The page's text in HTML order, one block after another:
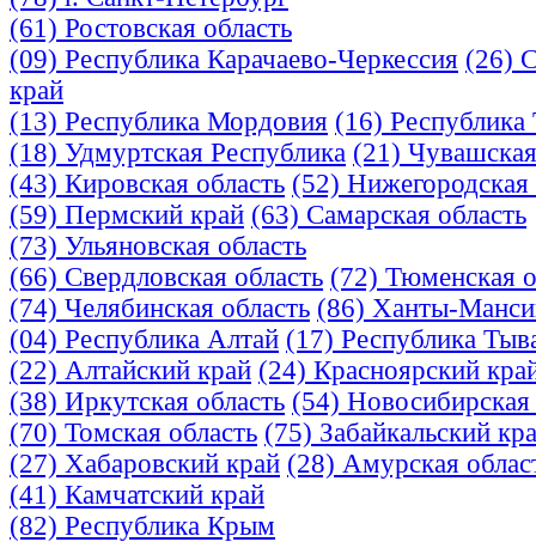
(61) Ростовская область
(09) Республика Карачаево-Черкессия (26)
край
(13) Республика Мордовия (16) Республика
(18) Удмуртская Республика (21)
(43) Кировская область (52) Нижегородская
(59) Пермский край (63) Самарская область
(73) Ульяновская область
(66) Свердловская область (72) Тюменская
(74) Челябинская область (86) Ханты-
(04) Республика Алтай (17) Республика
(22) Алтайский край (24) Красноярский
(38) Иркутская область (54) Новосибирская
(70) Томская область (75) Забайкальский
(27) Хабаровский край (28) Амурская
(41) Камчатский край
(82) Республика Крым